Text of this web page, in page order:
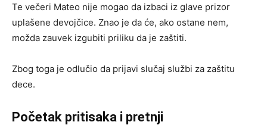
Te večeri Mateo nije mogao da izbaci iz glave prizor
uplašene devojčice. Znao je da će, ako ostane nem,
možda zauvek izgubiti priliku da je zaštiti.
Zbog toga je odlučio da prijavi slučaj službi za zaštitu
dece.
Početak pritisaka i pretnji